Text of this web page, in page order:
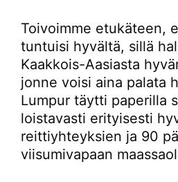
Toivoimme etukäteen,
tuntuisi hyvältä, sillä
Kaakkois-Aasiasta
jonne voisi aina palata
Lumpur täytti paperilla
loistavasti erityisesti
reittiyhteyksien ja 90
viisumivapaan